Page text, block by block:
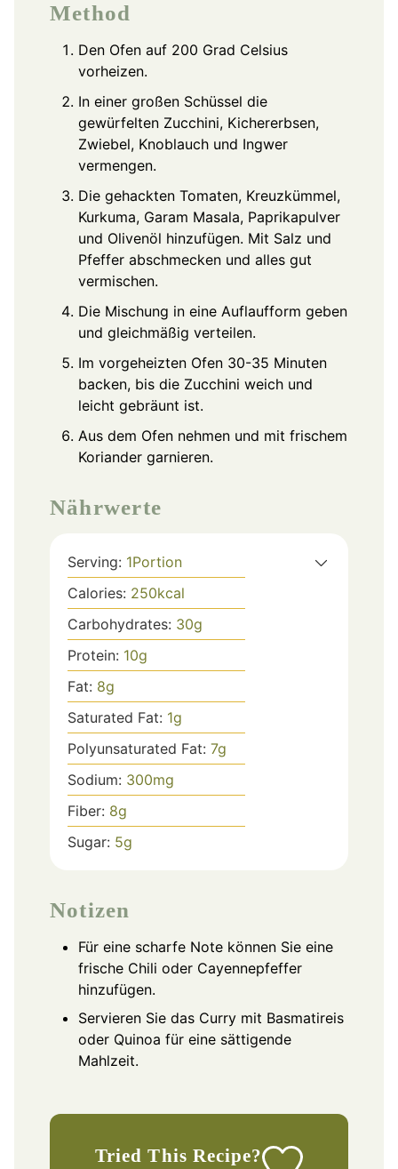
Method
Den Ofen auf 200 Grad Celsius
vorheizen.
In einer großen Schüssel die
gewürfelten Zucchini, Kichererbsen,
Zwiebel, Knoblauch und Ingwer
vermengen.
Die gehackten Tomaten, Kreuzkümmel,
Kurkuma, Garam Masala, Paprikapulver
und Olivenöl hinzufügen. Mit Salz und
Pfeffer abschmecken und alles gut
vermischen.
Die Mischung in eine Auflaufform geben
und gleichmäßig verteilen.
Im vorgeheizten Ofen 30-35 Minuten
backen, bis die Zucchini weich und
leicht gebräunt ist.
Aus dem Ofen nehmen und mit frischem
Koriander garnieren.
Nährwerte
Serving: 1Portion
Calories: 250kcal
Carbohydrates: 30g
Protein: 10g
Fat: 8g
Saturated Fat: 1g
Polyunsaturated Fat: 7g
Sodium: 300mg
Fiber: 8g
Sugar: 5g
Notizen
Für eine scharfe Note können Sie eine
frische Chili oder Cayennepfeffer
hinzufügen.
Servieren Sie das Curry mit Basmatireis
oder Quinoa für eine sättigende
Mahlzeit.
Tried This Recipe?